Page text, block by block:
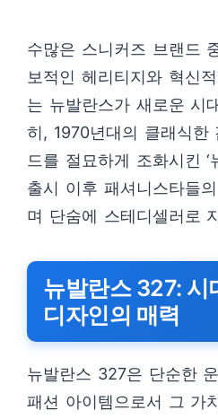
수많은 스니커즈 브랜드
보적인 헤리티지와 혁신
는 뉴발란스가 새로운 시
히, 1970년대의 클래식한
드를 절묘하게 조화시킨 ‘
출시 이후 패셔니스타들
며 단숨에 스테디셀러로
뉴발란스 327: 시
디자인의 매력
뉴발란스 327은 단순한
패션 아이템으로서 그 가